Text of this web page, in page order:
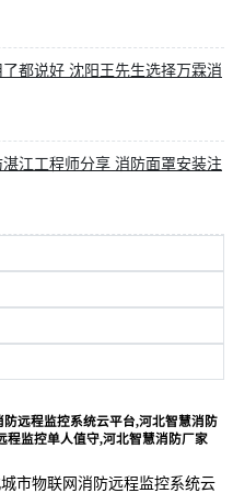
都说好 沈阳王先生选择万霖消
江工程师分享 消防面罩安装注
远程监控系统云平台,河北智慧消防
程监控单人值守,河北智慧消防厂家
市物联网消防远程监控系统云